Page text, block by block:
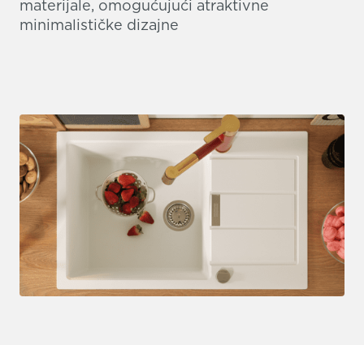
materijale, omogućujući atraktivne
minimalističke dizajne